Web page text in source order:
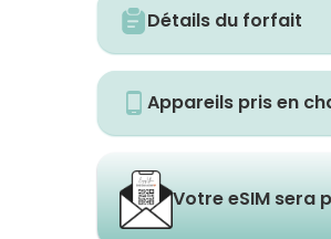
Détails du forfait
Appareils pris en
Votre eSIM sera